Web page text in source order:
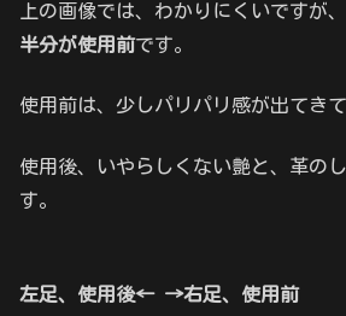
上の画像では、わかりにくいですが、
半分が使用前です。
使用前は、少しパリパリ感が出てきて
使用後、いやらしくない艶と、革の
す。
左足、使用後← →右足、使用前